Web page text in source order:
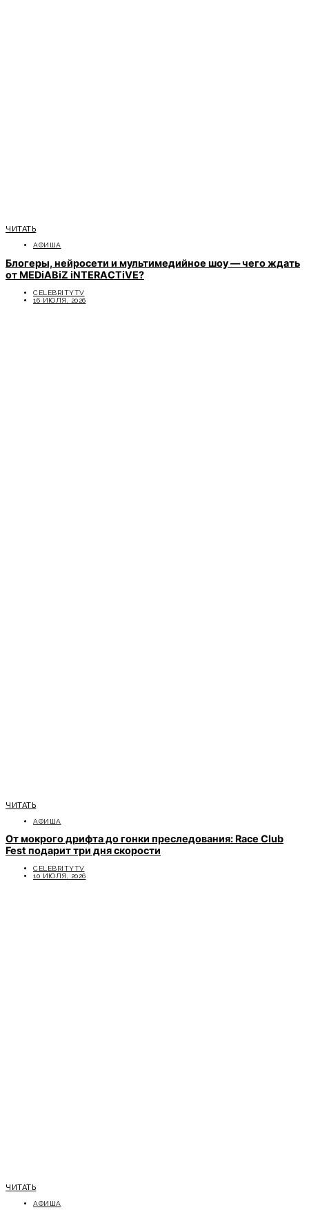
ЧИТАТЬ
АФИША
Блогеры, нейросети и мультимедийное шоу — чего ждать
от MEDiABiZ iNTERACTiVE?
CELEBRITYTV
16 ИЮЛЯ, 2026
ЧИТАТЬ
АФИША
От мокрого дрифта до гонки преследования: Race Club
Fest подарит три дня скорости
CELEBRITYTV
10 ИЮЛЯ, 2026
ЧИТАТЬ
АФИША